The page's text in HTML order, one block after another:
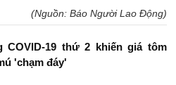
(Nguồn: Báo Người Lao Động)
COVID-19 thứ 2 khiến giá tôm
'chạm đáy'